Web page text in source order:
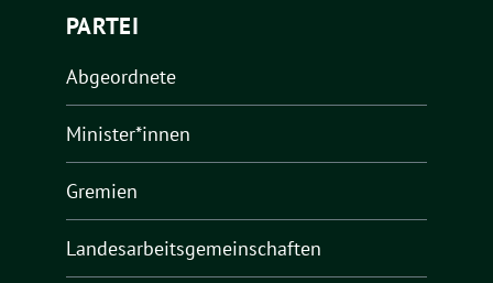
PARTEI
Abgeordnete
Minister*innen
Gremien
Landesarbeitsgemeinschaften